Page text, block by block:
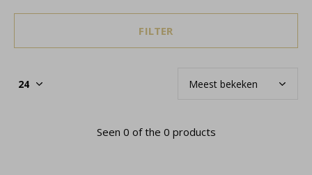
FILTER
Seen 0 of the 0 products